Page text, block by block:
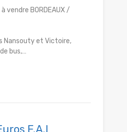
vendre BORDEAUX /
Nansouty et Victoire,
bus,…
F.A.I